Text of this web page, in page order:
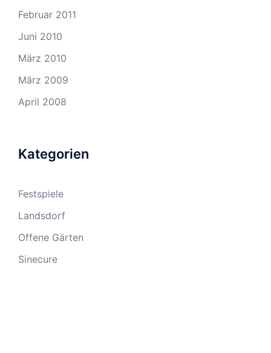
Februar 2011
Juni 2010
März 2010
März 2009
April 2008
Kategorien
Festspiele
Landsdorf
Offene Gärten
Sinecure